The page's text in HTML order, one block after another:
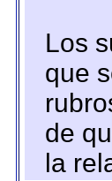
Los
que
de
la